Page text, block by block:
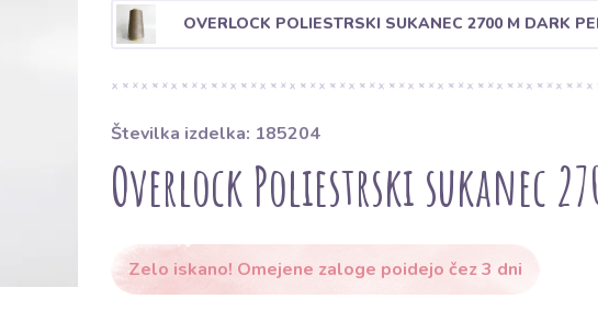
OVERLOCK POLIESTRSKI SUKANEC 2700 M DARK
Številka izdelka: 185204
Overlock Poliestrski sukanec
Zelo iskano! Omejene zaloge poidejo čez 3 dni